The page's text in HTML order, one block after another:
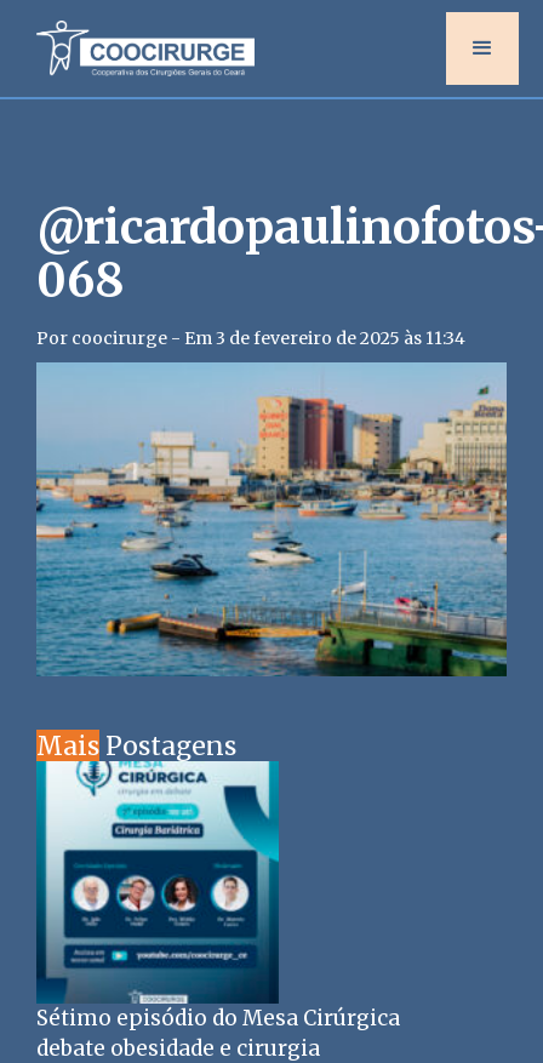
068
Por coocirurge - Em 3 de fevereiro de 2025 às 11:34
Mais Postagens
Sétimo episódio do Mesa Cirúrgica
debate obesidade e cirurgia